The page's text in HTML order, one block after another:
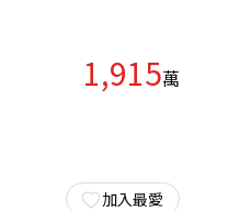
1,915萬
加入最愛